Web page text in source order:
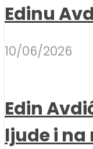
Edinu
10/06/2026
Edin
ljude i na